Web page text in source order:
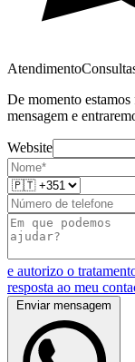
Atendimento
De momento
mensagem e
Website
e autorizo o
resposta ao meu